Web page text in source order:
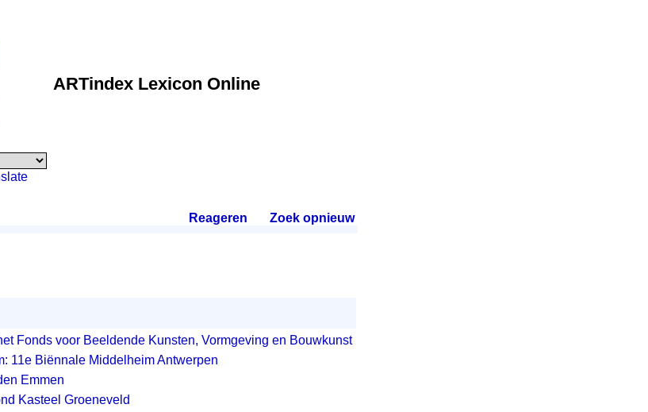
ARTindex Lexicon Online
Reageren Zoek opnieuw.
Fonds voor Beeldende Kunsten, Vormgeving en Bouwkunst
11e Biënnale Middelheim Antwerpen
Emmen
Kasteel Groeneveld